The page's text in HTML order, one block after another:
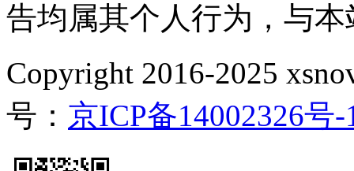
告均属其个人行为，与
Copyright 2016-2025
号： 京ICP备14002326号-